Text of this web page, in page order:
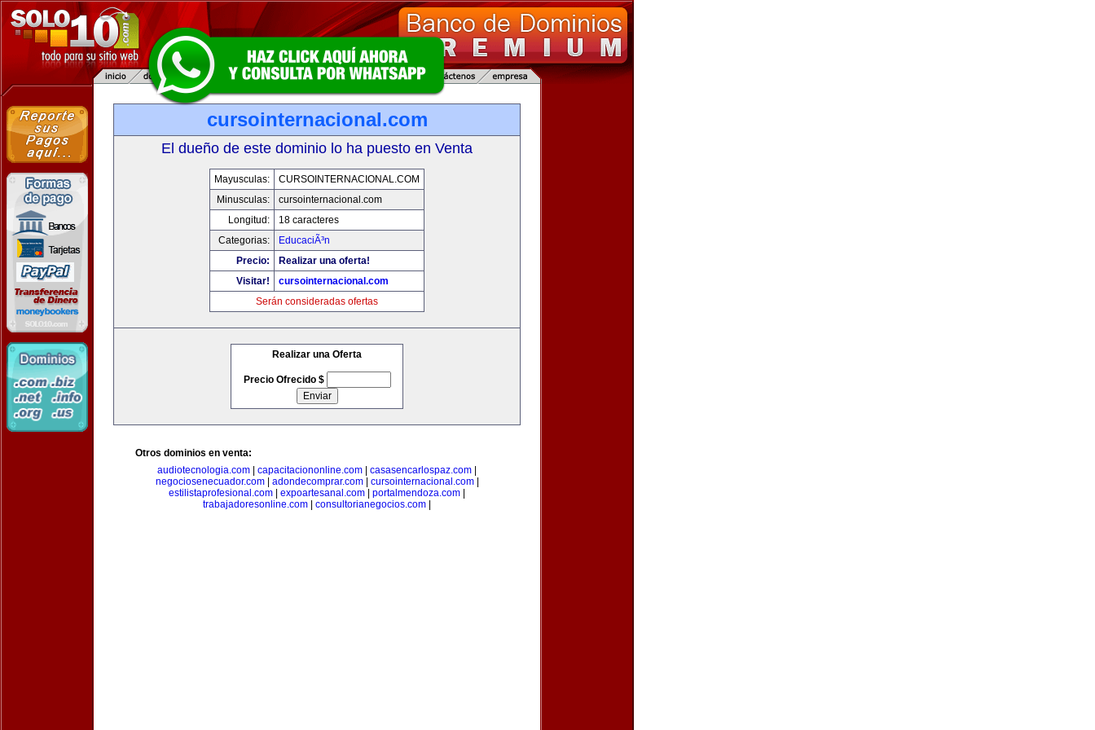
cursointernacional.com
El dueño de este dominio lo ha puesto en Venta
Mayusculas:
CURSOINTERNACIONAL.COM
Minusculas:
cursointernacional.com
Longitud:
18 caracteres
Categorias:
EducaciÃ³n
Precio:
Realizar una oferta!
Visitar!
cursointernacional.com
Serán consideradas ofertas
Realizar una Oferta
Precio Ofrecido $
Otros dominios en venta:
audiotecnologia.com
capacitaciononline.com casasencarlospaz.com
negociosenecuador.com| adondecomprar.com| cursointernacional.com|
estilistaprofesional.com
expoartesanal.com portalmendoza.com
trabajadoresonline.com
consultorianegocios.com